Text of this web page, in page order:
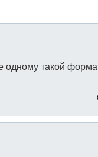
одному такой